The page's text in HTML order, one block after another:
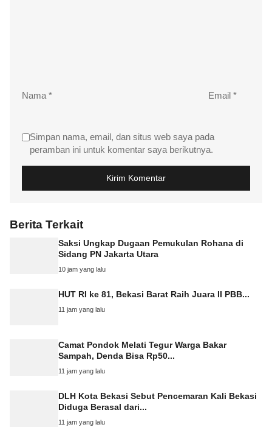
Nama * Email *
Simpan nama, email, dan situs web saya pada
peramban ini untuk komentar saya berikutnya.
Berita Terkait
Saksi Ungkap Dugaan Pemukulan Rohana di
Sidang PN Jakarta Utara
10 jam yang lalu
HUT RI ke 81, Bekasi Barat Raih Juara II PBB...
11 jam yang lalu
Camat Pondok Melati Tegur Warga Bakar
Sampah, Denda Bisa Rp50...
11 jam yang lalu
DLH Kota Bekasi Sebut Pencemaran Kali Bekasi
Diduga Berasal dari...
11 jam yang lalu